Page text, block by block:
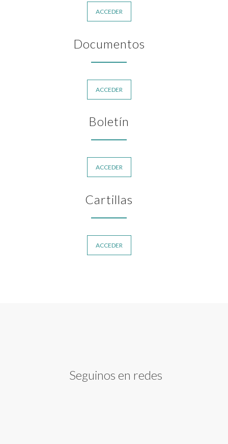
ACCEDER
Documentos
ACCEDER
Boletín
ACCEDER
Cartillas
ACCEDER
Seguinos en redes